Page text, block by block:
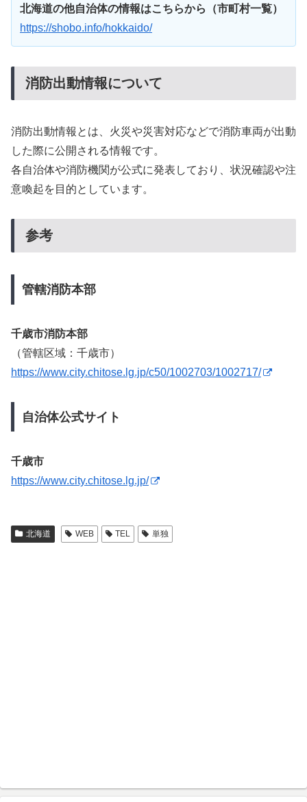
北海道の他自治体の情報はこちらから（市町村一覧）
https://shobo.info/hokkaido/
消防出動情報について
消防出動情報とは、火災や災害対応などで消防車両が出動
した際に公開される情報です。
各自治体や消防機関が公式に発表しており、状況確認や注
意喚起を目的としています。
参考
管轄消防本部
千歳市消防本部
（管轄区域：千歳市）
https://www.city.chitose.lg.jp/c50/1002703/1002717/
自治体公式サイト
千歳市
https://www.city.chitose.lg.jp/
北海道 WEB TEL 単独